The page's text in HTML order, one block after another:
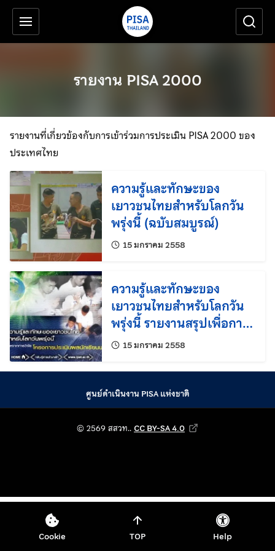
ข้ามไปยังเนื้อหาหลัก
เครื่องมือช่วยเหลือ
รายงาน PISA 2000
รายงานที่เกี่ยวข้องกับการเข้าร่วมการประเมิน PISA 2000 ของ
ประเทศไทย
ความรู้และทักษะของ
เยาวชนไทยสำหรับโลกวัน
พรุ่งนี้ (ฉบับสมบูรณ์)
15 มกราคม 2558แก้ไขล่าสุดเมื่อ:
ความรู้และทักษะของ
เยาวชนไทยสำหรับโลกวัน
พรุ่งนี้ รายงานสรุปเพื่อการ
บริหาร
15 มกราคม 2558แก้ไขล่าสุดเมื่อ:
ศูนย์ดำเนินงาน PISA แห่งชาติ
© 2569 สสวท.. CC BY-SA 4.0
Creative Commons Attribution-
Cookie TOP Help